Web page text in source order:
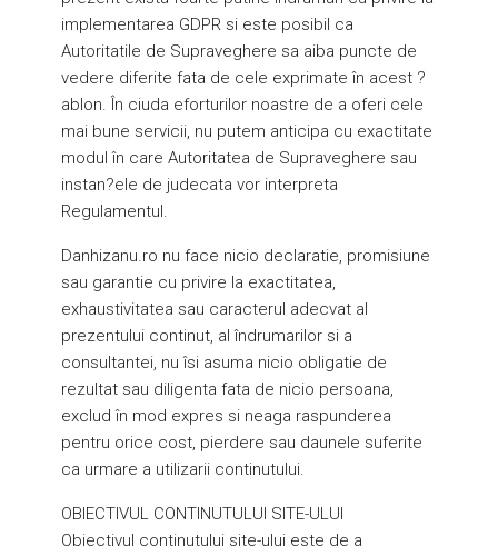
implementarea GDPR si este posibil ca
Autoritatile de Supraveghere sa aiba puncte de
vedere diferite fata de cele exprimate în acest ?
ablon. În ciuda eforturilor noastre de a oferi cele
mai bune servicii, nu putem anticipa cu exactitate
modul în care Autoritatea de Supraveghere sau
instan?ele de judecata vor interpreta
Regulamentul.
Danhizanu.ro nu face nicio declaratie, promisiune
sau garantie cu privire la exactitatea,
exhaustivitatea sau caracterul adecvat al
prezentului continut, al îndrumarilor si a
consultantei, nu îsi asuma nicio obligatie de
rezultat sau diligenta fata de nicio persoana,
exclud în mod expres si neaga raspunderea
pentru orice cost, pierdere sau daunele suferite
ca urmare a utilizarii continutului.
OBIECTIVUL CONTINUTULUI SITE-ULUI
Obiectivul continutului site-ului este de a